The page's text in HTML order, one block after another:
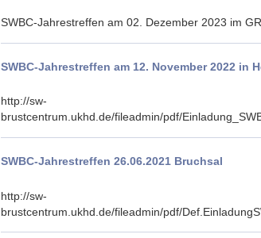
SWBC-Jahrestreffen am 02. Dezember 2023 im
SWBC-Jahrestreffen am 12. November 2022 in
http://sw-
brustcentrum.ukhd.de/fileadmin/pdf/
SWBC-Jahrestreffen 26.06.2021 Bruchsal
http://sw-
brustcentrum.ukhd.de/fileadmin/pdf/